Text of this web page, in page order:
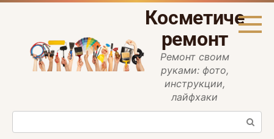
Перейти
ремонт
Ремонт своим
руками: фото,
инструкции,
лайфхаки
Поиск: